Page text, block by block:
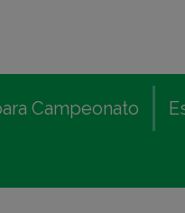
Campeonato